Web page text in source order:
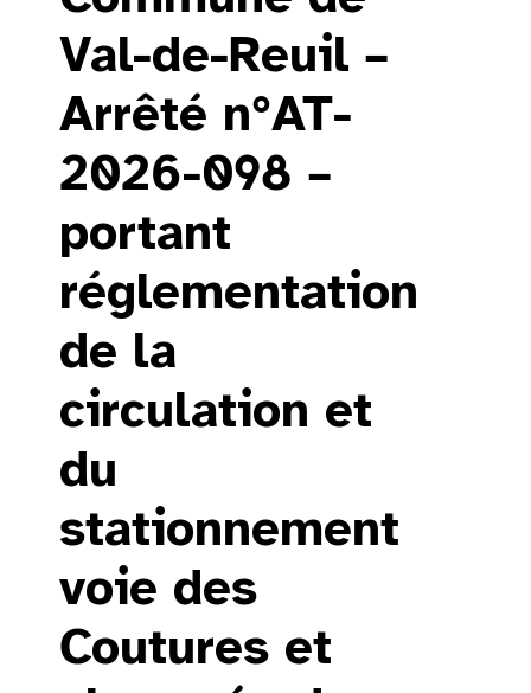
Val-de-Reuil –
Arrêté n°AT-
2026-098 –
portant
réglementation
de la
circulation et
du
stationnement
voie des
Coutures et